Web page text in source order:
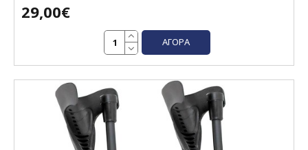
29,00€
ΑΓΟΡΆ